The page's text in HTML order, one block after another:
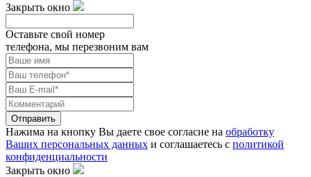
Закрыть окно
Оставьте свой номер
телефона, мы перезвоним вам
Отправить
Нажима на кнопку Вы даете свое согласие на обработку
Ваших персональных данных и соглашаетесь с политикой
конфиденциальности
Закрыть окно